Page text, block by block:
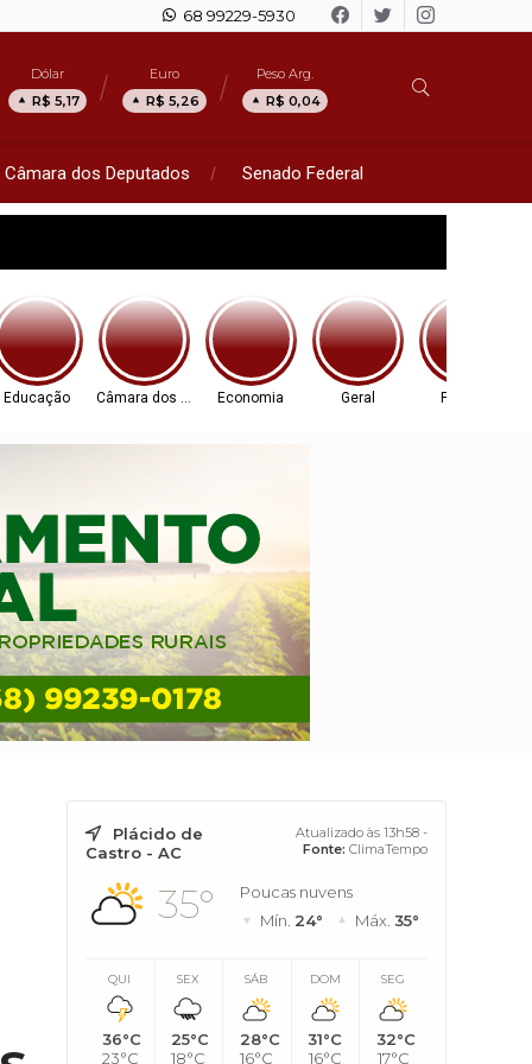
68 99229-5930
Dólar
R$ 5,17
Euro
R$ 5,26
Peso Arg.
R$ 0,04
Câmara dos Deputados Senado Federal
Educação Câmara dos DeputadosEconomia Geral Política
Plácido de
Castro - AC
Atualizado às 13h58 -
Fonte: ClimaTempo
35°
Poucas nuvens
Mín. 24° Máx. 35°
QUI
36°C
23°C
SEX
25°C
18°C
SÁB
28°C
16°C
DOM
31°C
16°C
SEG
32°C
17°C